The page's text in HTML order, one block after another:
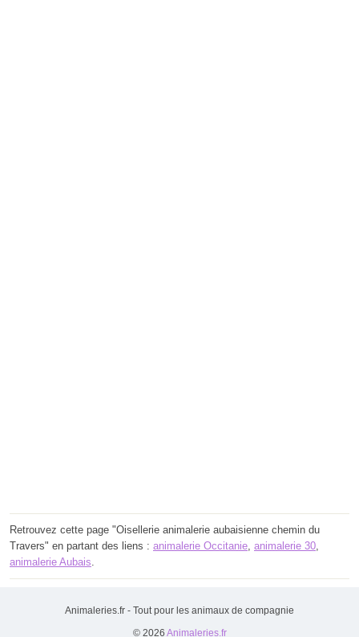
Retrouvez cette page "Oisellerie animalerie aubaisienne chemin du
Travers" en partant des liens : animalerie Occitanie animalerie 30
animalerie Aubais
Animaleries.fr - Tout pour les animaux de compagnie
© 2026 Animaleries.fr